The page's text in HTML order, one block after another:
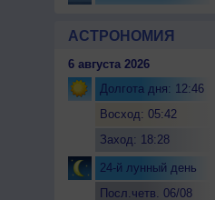
АСТРОНОМИЯ
6 августа 2026
Долгота дня: 12:46
Восход: 05:42
Заход: 18:28
24-й лунный день
Посл.четв. 06/08